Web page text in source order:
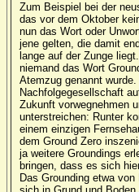
Zum Beispiel bei der
das vor dem Oktober
nun das Wort oder
jene gelten, die damit
lange auf der Zunge
niemand das Wort
Atemzug genannt
Nachfolgegesellschaft
Zukunft vorwegnehmen
unterstreichen: Runter
einem einzigen
dem Ground Zero
ja weitere Groundings
bringen, dass es sich
Das Grounding etwa